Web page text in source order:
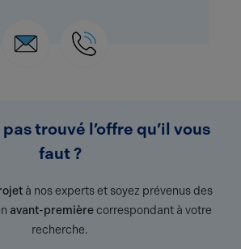
pas trouvé l’offre qu’il vous
faut ?
à nos experts et soyez prévenus des
avant-premièrecorrespondant à votre
recherche.